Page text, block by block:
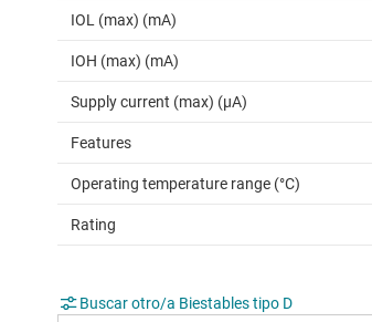
IOL (max) (mA)
IOH (max) (mA)
Supply current (max) (µA)
Features
Operating temperature range (°C)
Rating
Buscar otro/a Biestables tipo D